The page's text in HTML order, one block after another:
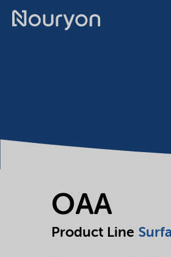
OAA
Product Line